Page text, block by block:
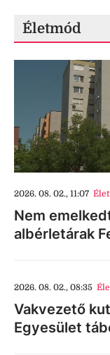
Életmód
2026. 08. 02., 11:07
Nem
albérletárak
2026. 08. 02., 08:35
Vakvezető
Egyesület